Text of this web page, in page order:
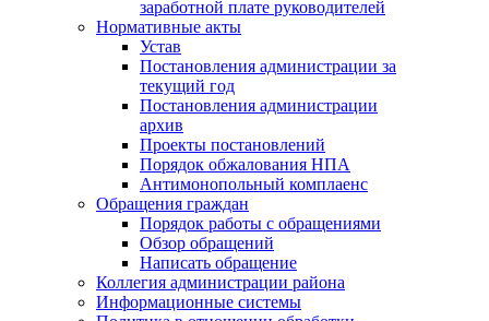
заработной плате руководителей
Нормативные акты
Устав
Постановления администрации за
текущий год
Постановления администрации
архив
Проекты постановлений
Порядок обжалования НПА
Антимонопольный комплаенс
Обращения граждан
Порядок работы с обращениями
Обзор обращений
Написать обращение
Коллегия администрации района
Информационные системы